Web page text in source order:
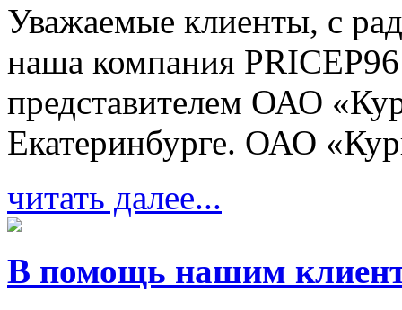
Уважаемые клиенты, с
наша компания
представителем ОАО
Екатеринбурге. ОАО
читать далее...
В помощь нашим